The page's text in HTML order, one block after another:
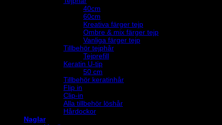
40cm
60cm
Kreativa färger tejp
Ombre & mix färger tejp
Vanliga färger tejp
Tillbehör tejphår
Tejprefill
Keratin U-tip
50 cm
Tillbehör keratinhår
Flip in
Clip-in
Alla tillbehör löshår
Hårdockor
Naglar